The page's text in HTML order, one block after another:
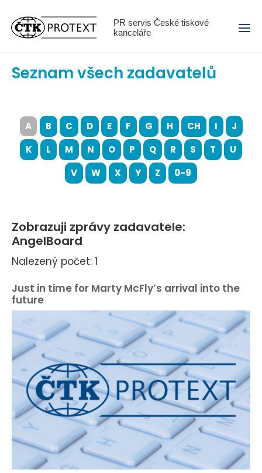
PR servis České tiskové
kanceláře
Menu
Seznam všech zadavatelů
A B C D E F G H CH I
J
K
L M N O P Q R S T
U
V
W X Y Z 0-9
Zobrazuji zprávy zadavatele:
AngelBoard
Nalezený počet: 1
Just in time for Marty McFly’s arrival into the
future